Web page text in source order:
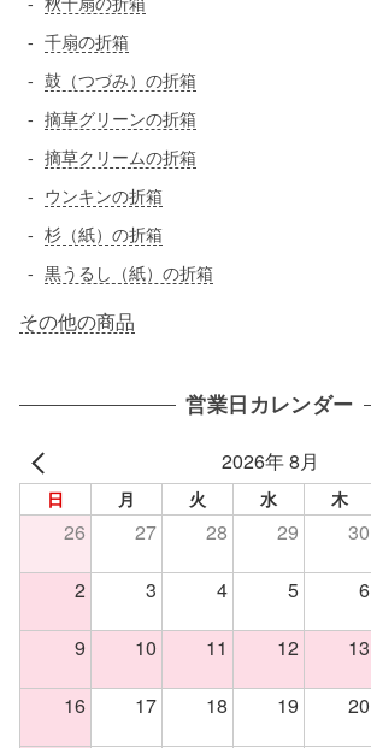
千扇の折箱
鼓（つづみ）の折箱
摘草グリーンの折箱
摘草クリームの折箱
ウンキンの折箱
杉（紙）の折箱
黒うるし（紙）の折箱
その他の商品
営業日カレンダー
2026年 8月
日 月 火 水 木
26 27 28 29 30
2 3 4 5 6
9 10 11 12 13
16 17 18 19 20